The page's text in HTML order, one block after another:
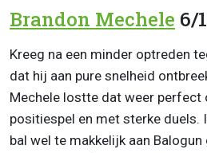
Brandon Mechele 6/
Kreeg na een minder optreden
dat hij aan pure snelheid
Mechele lostte dat weer
positiespel en met sterke
bal wel te makkelijk aan Balogun